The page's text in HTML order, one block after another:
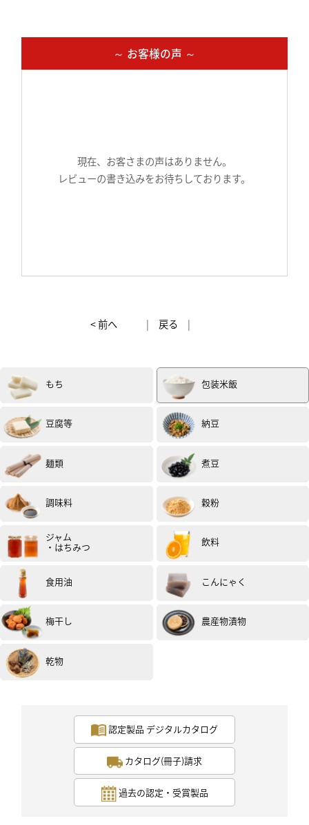
～ お客様の声 ～
現在、お客さまの声はありません。
レビューの書き込みをお待ちしております。
< 前へ| 戻る |
もち 包装米飯
豆腐等 納豆
麺類 煮豆
調味料 穀粉
ジャム
・はちみつ 飲料
食用油 こんにゃく
梅干し 農産物漬物
乾物
認定製品 デジタルカタログ
カタログ(冊子)請求
過去の認定・受賞製品